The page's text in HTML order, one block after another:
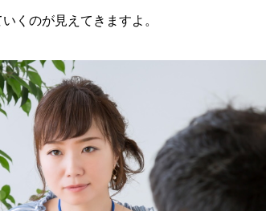
くのが見えてきますよ。